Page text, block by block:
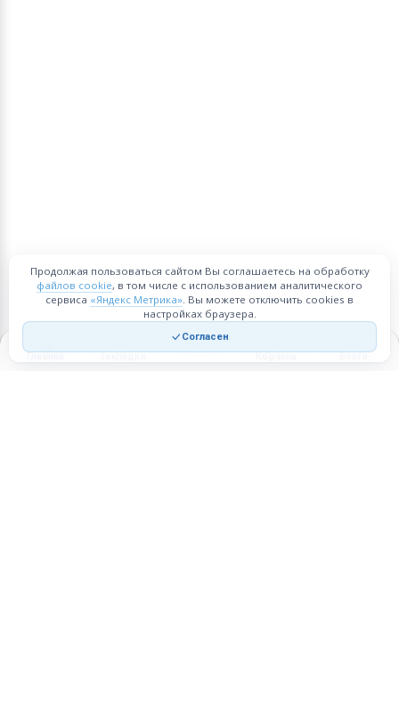
Главная Закладки Корзина Войти
Продолжая пользоваться сайтом Вы соглашаетесь на обработку
файлов cookie, в том числе с использованием аналитического
сервиса «Яндекс Метрика». Вы можете отключить cookies в
настройках браузера.
Согласен